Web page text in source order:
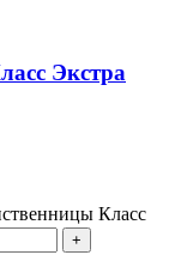
Экстра
Класс